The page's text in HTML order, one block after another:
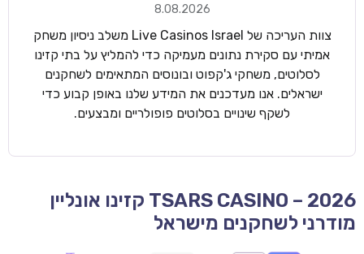
8.08.2026
צוות העריכה של Live Casinos Israel משלב ניסיון משחק
אמיתי עם סקירת נתונים מעמיקה כדי להמליץ על בתי קזינו
לסלוטים, משחקי ג'קפוט ובונוסים המתאימים לשחקנים
ישראלים. אנו מעדכנים את המידע שלנו באופן קבוע כדי
לשקף שינויים בסלוטים פופולריים ומבצעים.
TSARS CASINO – 2026 קזינו אונליין
מודרני לשחקנים מישראל